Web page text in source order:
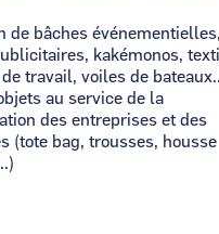
de bâches événementielles,
kakémonos,
travail, voiles de
au service de la
des entreprises et des
(tote bag, trousses, housse